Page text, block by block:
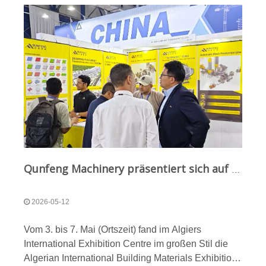
2026-05-12
Vom 3. bis 7. Mai (Ortszeit) fand im Algiers
International Exhibition Centre im großen Stil die
Algerian International Building Materials Exhibition